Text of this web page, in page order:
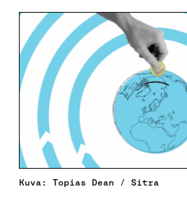
Kuva: Topias Dean / Sitra